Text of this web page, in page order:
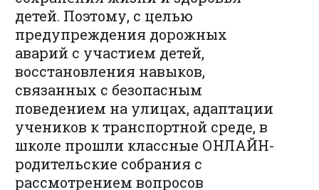
детей. Поэтому, с целью
предупреждения дорожных
аварий с участием детей,
восстановления навыков,
связанных с безопасным
поведением на улицах, адаптации
учеников к транспортной среде, в
школе прошли классные ОНЛАЙН-
родительские собрания с
рассмотрением вопросов